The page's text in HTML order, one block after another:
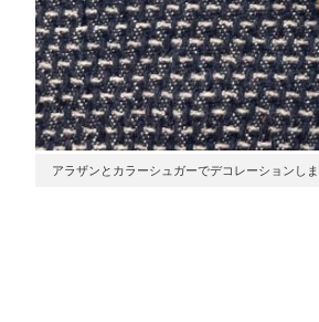
アラザンとカラーシュガーでデコレーションし